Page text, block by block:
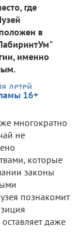
где
в
именно
16+
многократно
не
которые
законы
познакомит
даже